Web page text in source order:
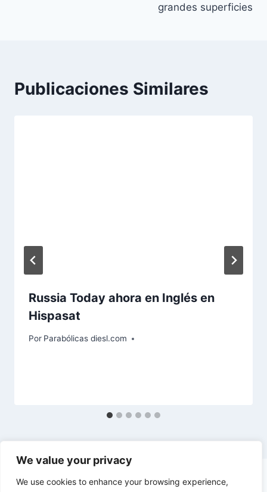
We value your privacy
We use cookies to enhance your browsing experience,
grandes superficies
Publicaciones Similares
Russia Today ahora en Inglés en
Hispasat
Por Parabólicas diesl.com